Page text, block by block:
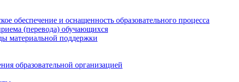
обеспечение и оснащенность образовательного процесса
(перевода) обучающихся
материальной поддержки
образовательной организацией